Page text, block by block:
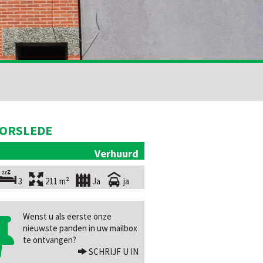
Verhuurd
3 211 m² Ja ja
Wenst u als eerste onze
nieuwste panden in uw mailbox
te ontvangen?
SCHRIJF U IN